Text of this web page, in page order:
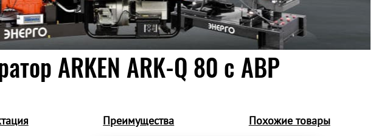
ARKEN ARK-Q 80 c АВР
Преимущества Похожие товары